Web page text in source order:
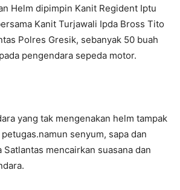
Helm dipimpin Kanit Regident Iptu
Kanit Turjawali Ipda Bross Tito
Polres Gresik, sebanyak 50 buah
pengendara sepeda motor.
yang tak mengenakan helm tampak
senyum, sapa dan
Satlantas mencairkan suasana dan